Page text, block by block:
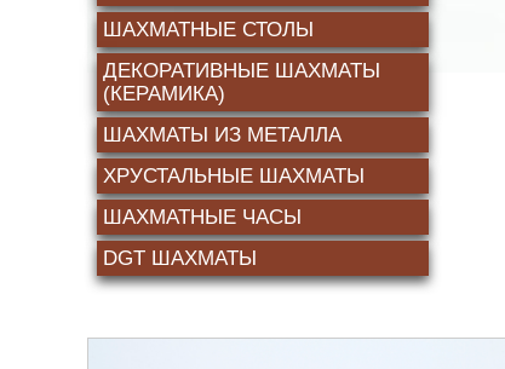
ШАХМАТНЫЕ СТОЛЫ
ДЕКОРАТИВНЫЕ ШАХМАТЫ
(КЕРАМИКА)
ШАХМАТЫ ИЗ МЕТАЛЛА
ХРУСТАЛЬНЫЕ ШАХМАТЫ
ШАХМАТНЫЕ ЧАСЫ
DGT ШАХМАТЫ